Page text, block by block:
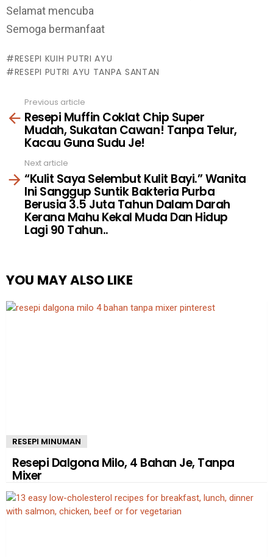
Selamat mencuba
Semoga bermanfaat
RESEPI KUIH PUTRI AYU
RESEPI PUTRI AYU TANPA SANTAN
more
Previous article
Resepi Muffin Coklat Chip Super
Mudah, Sukatan Cawan! Tanpa Telur,
Kacau Guna Sudu Je!
Next article
“Kulit Saya Selembut Kulit Bayi.” Wanita
Ini Sanggup Suntik Bakteria Purba
Berusia 3.5 Juta Tahun Dalam Darah
Kerana Mahu Kekal Muda Dan Hidup
Lagi 90 Tahun..
YOU MAY ALSO LIKE
RESEPI MINUMAN
Resepi Dalgona Milo, 4 Bahan Je, Tanpa
Mixer